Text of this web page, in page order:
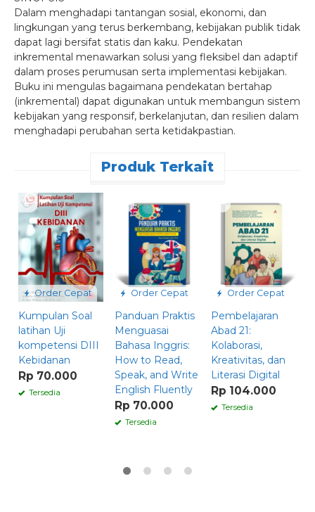
Dalam menghadapi tantangan sosial, ekonomi, dan
lingkungan yang terus berkembang, kebijakan publik tidak
dapat lagi bersifat statis dan kaku. Pendekatan
inkremental menawarkan solusi yang fleksibel dan adaptif
dalam proses perumusan serta implementasi kebijakan.
Buku ini mengulas bagaimana pendekatan bertahap
(inkremental) dapat digunakan untuk membangun sistem
kebijakan yang responsif, berkelanjutan, dan resilien dalam
menghadapi perubahan serta ketidakpastian.
Produk Terkait
Order Cepat
Kumpulan Soal
latihan Uji
kompetensi DIII
Kebidanan
Rp 70.000
Tersedia
Order Cepat
Panduan Praktis
Menguasai
Bahasa Inggris:
How to Read,
Speak, and Write
English Fluently
Rp 70.000
Tersedia
Order Cepat
Pembelajaran
Abad 21:
Kolaborasi,
Kreativitas, dan
Literasi Digital
Rp 104.000
Tersedia